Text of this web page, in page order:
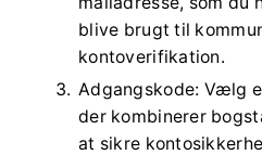
blive brugt til
kontoverifikation.
Adgangskode: Vælg
der kombinerer
at sikre